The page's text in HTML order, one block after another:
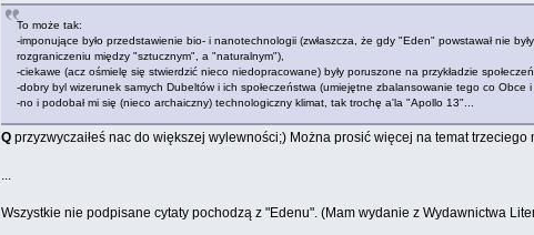
To może tak:
-imponujące było przedstawienie bio- i nanotechnologii (zwłaszcza, że gdy "Eden" powstawał nie
rozgraniczeniu między "sztucznym", a "naturalnym"),
-ciekawe (acz ośmielę się stwierdzić nieco niedopracowane) były poruszone na przykładzie
-dobry byl wizerunek samych Dubeltów i ich społeczeństwa (umiejętne zbalansowanie tego co Obce i
-no i podobał mi się (nieco archaiczny) technologiczny klimat, tak trochę a'la "Apollo 13"...
Qprzyzwyczaiłeś nac do większej wylewności;) Można prosić więcej na temat trzeciego
...
Wszystkie nie podpisane cytaty pochodzą z "Edenu". (Mam wydanie z Wydawnictwa